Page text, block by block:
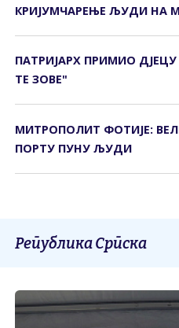
КРИЈУМЧАРЕЊЕ ЉУДИ НА
ПАТРИЈАРХ ПРИМИО
ТЕ ЗОВЕ"
МИТРОПОЛИТ ФОТИЈЕ:
ПОРТУ ПУНУ ЉУДИ
Република Српска